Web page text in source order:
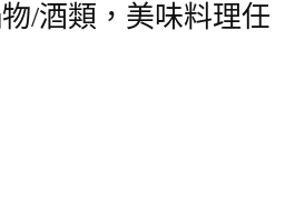
/酒類，美味料理任